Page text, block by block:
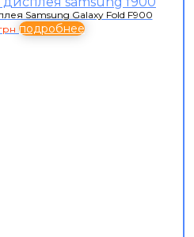
Samsung Galaxy Fold F900
подробнее